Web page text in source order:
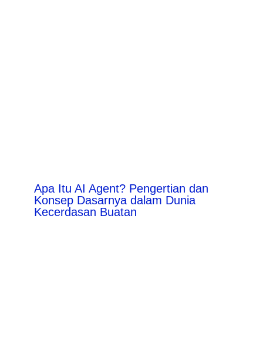
Apa Itu AI Agent? Pengertian dan
Konsep Dasarnya dalam Dunia
Kecerdasan Buatan